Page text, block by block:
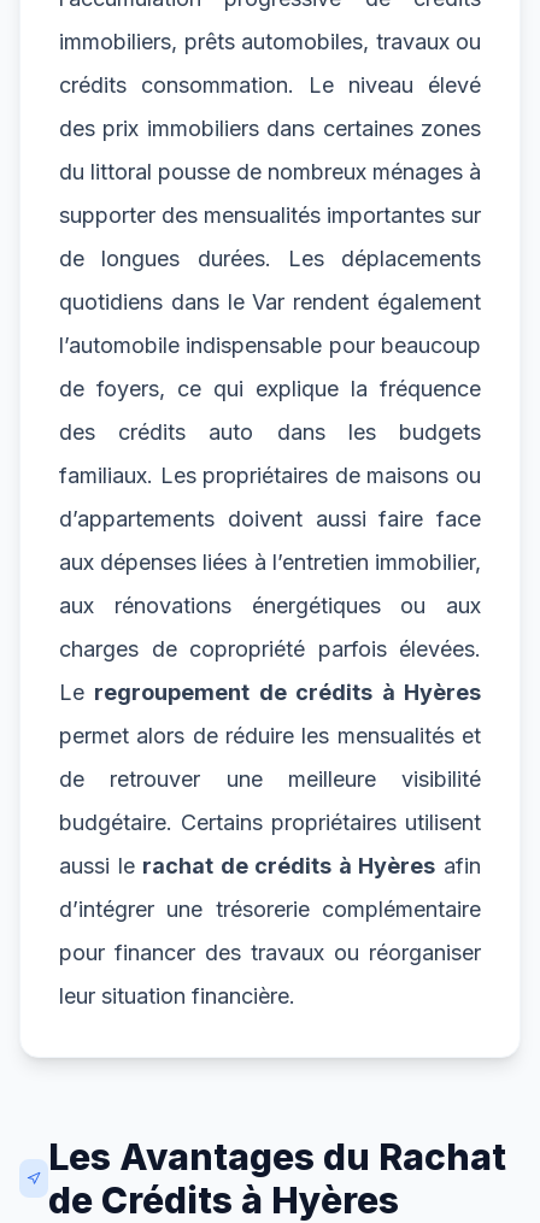
immobiliers, prêts automobiles, travaux ou
crédits consommation. Le niveau élevé
des prix immobiliers dans certaines zones
du littoral pousse de nombreux ménages à
supporter des mensualités importantes sur
de longues durées. Les déplacements
quotidiens dans le Var rendent également
l’automobile indispensable pour beaucoup
de foyers, ce qui explique la fréquence
des crédits auto dans les budgets
familiaux. Les propriétaires de maisons ou
d’appartements doivent aussi faire face
aux dépenses liées à l’entretien immobilier,
aux rénovations énergétiques ou aux
charges de copropriété parfois élevées.
Le regroupement de crédits à Hyères
permet alors de réduire les mensualités et
de retrouver une meilleure visibilité
budgétaire. Certains propriétaires utilisent
aussi le rachat de crédits à Hyères afin
d’intégrer une trésorerie complémentaire
pour financer des travaux ou réorganiser
leur situation financière.
Les Avantages du Rachat
de Crédits à Hyères